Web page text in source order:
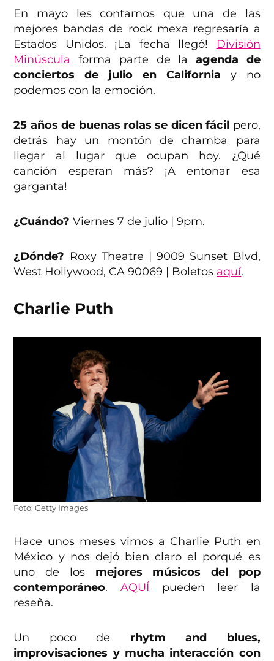
En mayo les contamos que una de las
mejores bandas de rock mexa regresaría a
Estados Unidos. ¡La fecha llegó!
División
Minúscula
forma parte de la agenda de
conciertos de julio en California y no
podemos con la emoción.
25 años de buenas rolas se dicen fácil pero,
detrás hay un montón de chamba para
llegar al lugar que ocupan hoy. ¿Qué
canción esperan más? ¡A entonar esa
garganta!
¿Cuándo? Viernes 7 de julio | 9pm.
¿Dónde? Roxy Theatre | 9009 Sunset Blvd,
West Hollywood, CA 90069 | Boletos aquí.
Charlie Puth
Foto: Getty Images
Hace unos meses vimos a Charlie Puth en
México y nos dejó bien claro el porqué es
uno de los mejores músicos del pop
contemporáneo. AQUÍ pueden leer la
reseña.
Un poco de rhytm and blues,
improvisaciones y mucha interacción con